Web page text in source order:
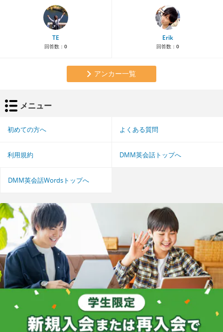
TE
回答数： 0
Erik
回答数： 0
アンカー一覧
メニュー
初めての方へ よくある質問
利用規約 DMM英会話トップへ
DMM英会話Wordsトップへ